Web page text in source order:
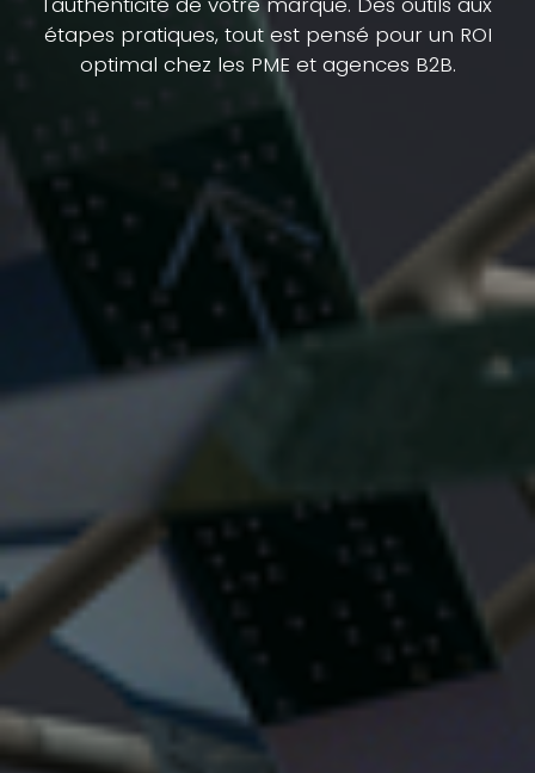
étapes pratiques, tout est pensé pour un ROI
optimal chez les PME et agences B2B.